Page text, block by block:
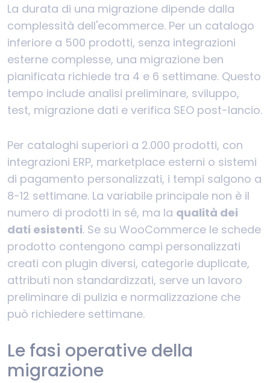
La durata di una migrazione dipende dalla
complessità dell'ecommerce. Per un catalogo
inferiore a 500 prodotti, senza integrazioni
esterne complesse, una migrazione ben
pianificata richiede tra 4 e 6 settimane. Questo
tempo include analisi preliminare, sviluppo,
test, migrazione dati e verifica SEO post-lancio.
Per cataloghi superiori a 2.000 prodotti, con
integrazioni ERP, marketplace esterni o sistemi
di pagamento personalizzati, i tempi salgono a
8-12 settimane. La variabile principale non è il
numero di prodotti in sé, ma la qualità dei
dati esistenti. Se su WooCommerce le schede
prodotto contengono campi personalizzati
creati con plugin diversi, categorie duplicate,
attributi non standardizzati, serve un lavoro
preliminare di pulizia e normalizzazione che
può richiedere settimane.
Le fasi operative della
migrazione